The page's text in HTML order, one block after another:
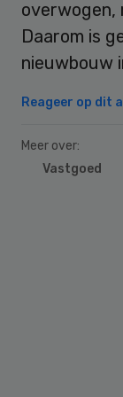
overwogen,
Daarom is
nieuwbouw
Reageer op dit
Meer over:
Vastgoed